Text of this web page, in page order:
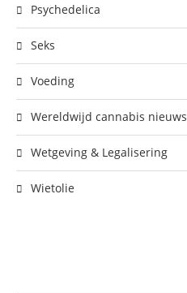
Psychedelica
Seks
Voeding
Wereldwijd cannabis nieuws
Wetgeving & Legalisering
Wietolie